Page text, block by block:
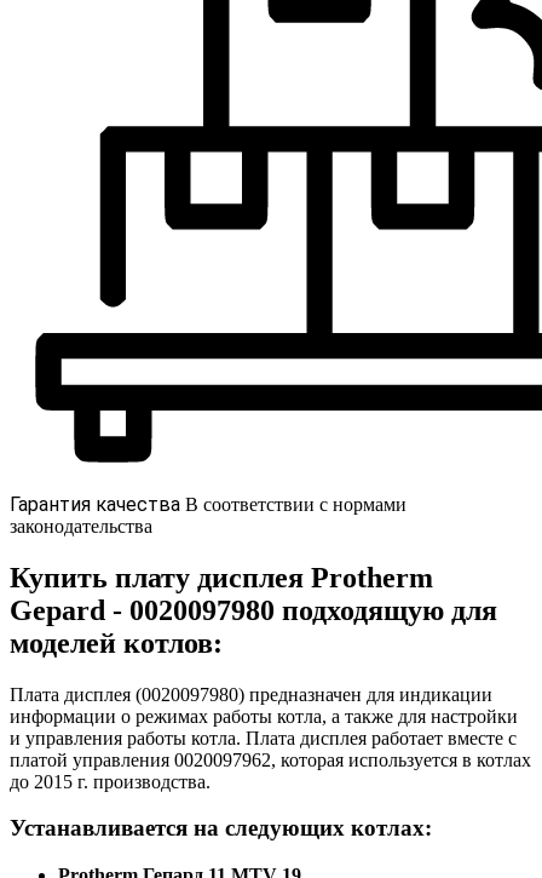
Гарантия качества В соответствии с нормами
законодательства
Купить плату дисплея Protherm
Gepard - 0020097980 подходящую для
моделей котлов:
Плата дисплея (0020097980) предназначен для индикации
информации о режимах работы котла, а также для настройки
и управления работы котла. Плата дисплея работает вместе с
платой управления 0020097962, которая используется в котлах
до 2015 г. производства.
Устанавливается на следующих котлах: